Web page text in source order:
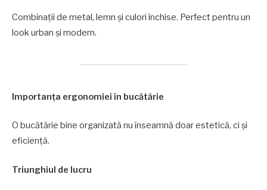
Combinații de metal, lemn și culori închise. Perfect pentru un
look urban și modern.
Importanța ergonomiei în bucătărie
O bucătărie bine organizată nu înseamnă doar estetică, ci și
eficiență.
Triunghiul de lucru